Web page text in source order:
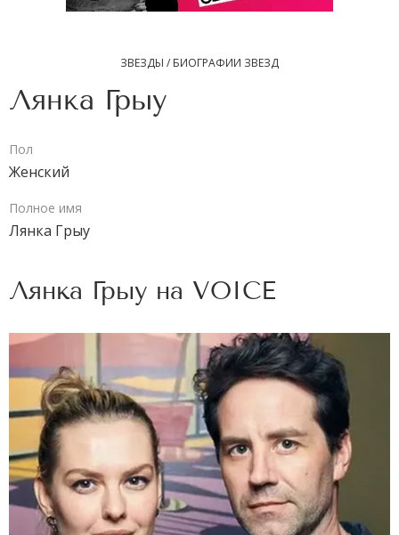
ЗВЕЗДЫ / БИОГРАФИИ ЗВЕЗД
Лянка Грыу
Пол
Женский
Полное имя
Лянка Грыу
Лянка Грыу на VOICE